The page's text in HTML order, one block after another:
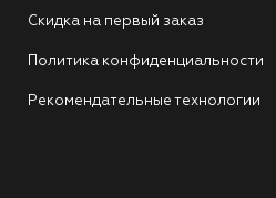
Скидка на первый заказ
Политика конфиденциальности
Рекомендательные технологии